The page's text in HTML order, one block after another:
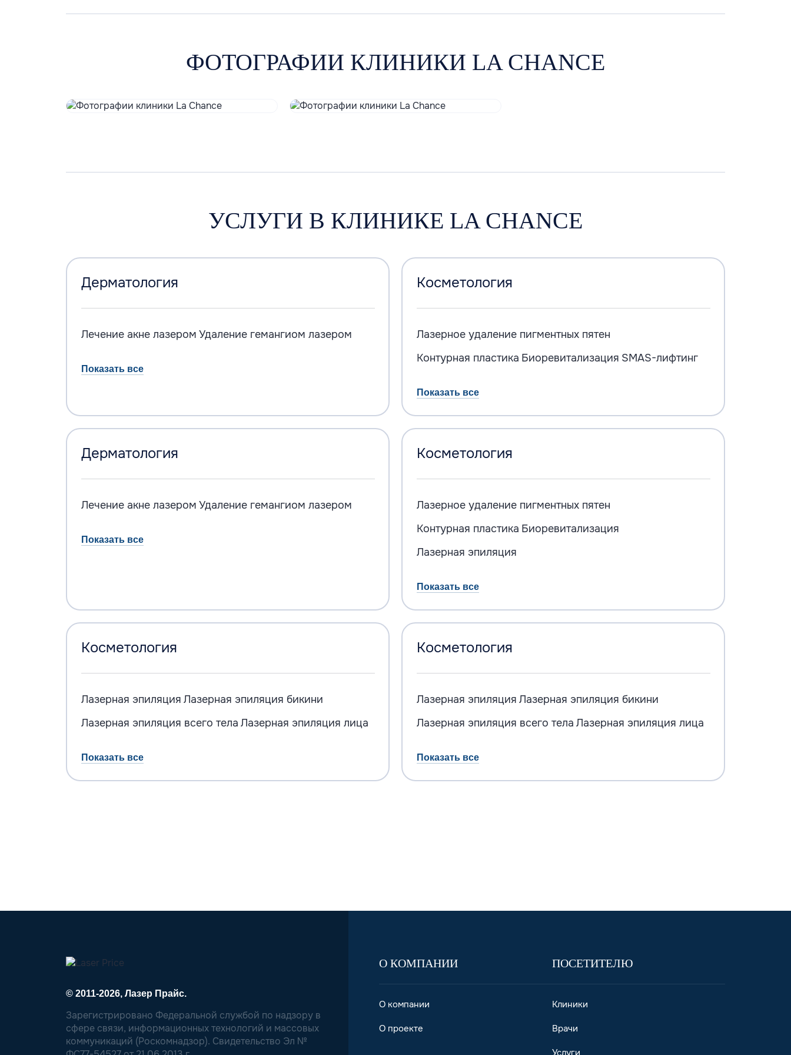
ФОТОГРАФИИ КЛИНИКИ LA CHANCE
УСЛУГИ В КЛИНИКЕ LA CHANCE
Дерматология
Лечение акне лазером Удаление гемангиом лазером
Показать все
Косметология
Лазерное удаление пигментных пятен
Контурная пластика Биоревитализация SMAS-лифтинг
Показать все
Дерматология
Лечение акне лазером Удаление гемангиом лазером
Показать все
Косметология
Лазерное удаление пигментных пятен
Контурная пластика Биоревитализация
Лазерная эпиляция
Показать все
Косметология
Лазерная эпиляция Лазерная эпиляция бикини
Лазерная эпиляция всего тела Лазерная эпиляция лица
Показать все
Косметология
Лазерная эпиляция Лазерная эпиляция бикини
Лазерная эпиляция всего тела Лазерная эпиляция лица
Показать все
© 2011-2026, Лазер Прайс.
Зарегистрировано Федеральной службой по надзору в
сфере связи, информационных технологий и массовых
коммуникаций (Роскомнадзор). Свидетельство Эл №
О КОМПАНИИ
О компании
О проекте
ПОСЕТИТЕЛЮ
Клиники
Врачи
Услуги